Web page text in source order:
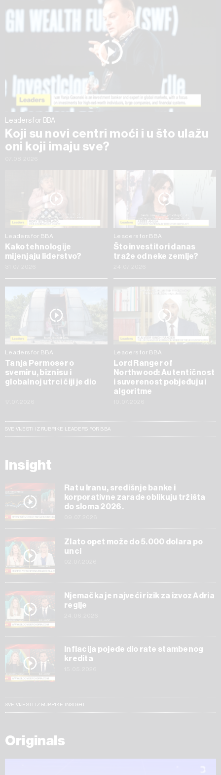
na „Prikaži detalje“. Privolu možete u bilo kojem trenutku
povući bez negativnih posljedica.
Leaders for BBA
Koji su novi centri moći i u što ulažu
oni koji imaju sve?
Leaders for BBA
Kako tehnologije
mijenjaju liderstvo?
Leaders for BBA
Što investitori danas
traže od neke zemlje?
Leaders for BBA
Tanja Permoser o
svemiru, biznisu i
globalnoj utrci čiji je dio
Leaders for BBA
Lord Ranger of
Northwood: Autentičnost
i suverenost pobjeđuju i
algoritme
SVE VIJESTI IZ RUBRIKE LEADERS FOR BBA
Insight
Rat u Iranu, središnje banke i
korporativne zarade oblikuju tržišta
do sloma 2026.
Zlato opet može do 5.000 dolara po
unci
Njemačka je najveći rizik za izvoz Adria
regije
Inflacija pojede dio rate stambenog
kredita
SVE VIJESTI IZ RUBRIKE INSIGHT
Originals